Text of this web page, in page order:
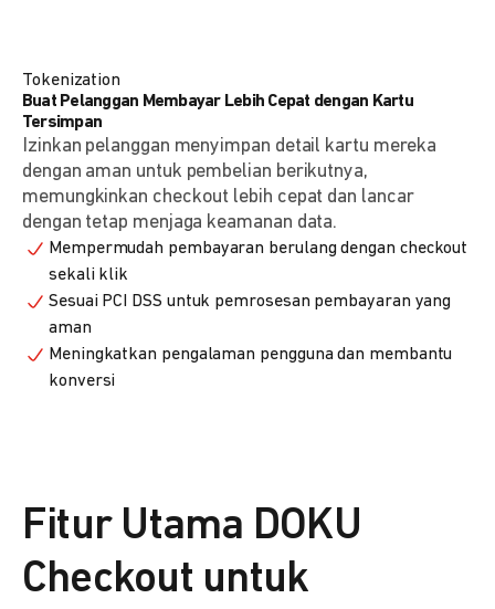
Tokenization
Buat Pelanggan Membayar Lebih Cepat dengan Kartu
Tersimpan
Izinkan pelanggan menyimpan detail kartu mereka
dengan aman untuk pembelian berikutnya,
memungkinkan checkout lebih cepat dan lancar
dengan tetap menjaga keamanan data.
Mempermudah pembayaran berulang dengan checkout
sekali klik
Sesuai PCI DSS untuk pemrosesan pembayaran yang
aman
Meningkatkan pengalaman pengguna dan membantu
konversi
Fitur Utama DOKU
Checkout untuk